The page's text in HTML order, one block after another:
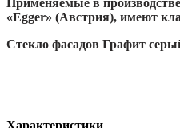
Применяемые в
«Egger» (Австрия), имеют
Стекло фасадов Графит